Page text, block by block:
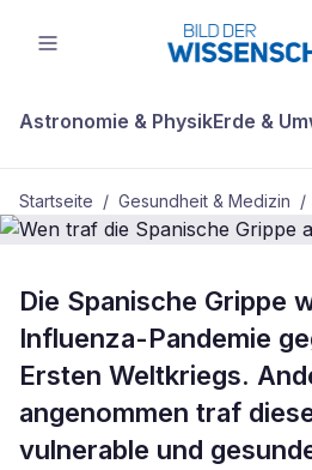
Astronomie & PhysikErde &
Startseite / Gesundheit & Medizin /
Wen traf die
härtesten?
Die Spanische Grippe
Influenza-Pandemie
Ersten Weltkriegs.
angenommen traf
vulnerable und